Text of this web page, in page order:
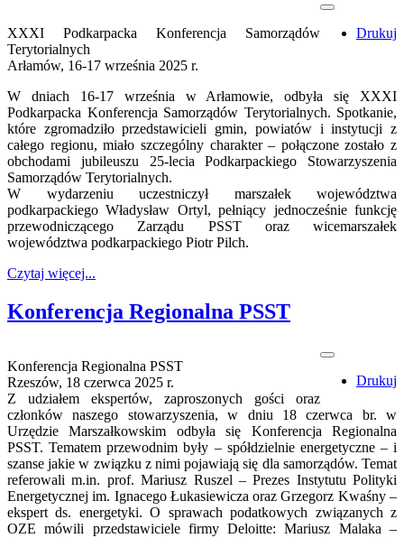
Drukuj
XXXI Podkarpacka Konferencja Samorządów
Terytorialnych
Arłamów, 16-17 września 2025 r.
W dniach 16-17 września w Arłamowie, odbyła się XXXI
Podkarpacka Konferencja Samorządów Terytorialnych. Spotkanie,
które zgromadziło przedstawicieli gmin, powiatów i instytucji z
całego regionu, miało szczególny charakter – połączone zostało z
obchodami jubileuszu 25-lecia Podkarpackiego Stowarzyszenia
Samorządów Terytorialnych.
W wydarzeniu uczestniczył marszałek województwa
podkarpackiego Władysław Ortyl, pełniący jednocześnie funkcję
przewodniczącego Zarządu PSST oraz wicemarszałek
województwa podkarpackiego Piotr Pilch.
Czytaj więcej...
Konferencja Regionalna PSST
Drukuj
Konferencja Regionalna PSST
Rzeszów, 18 czerwca 2025 r.
Z udziałem ekspertów, zaproszonych gości oraz
członków naszego stowarzyszenia, w dniu 18 czerwca br. w
Urzędzie Marszałkowskim odbyła się Konferencja Regionalna
PSST. Tematem przewodnim były – spółdzielnie energetyczne – i
szanse jakie w związku z nimi pojawiają się dla samorządów. Temat
referowali m.in. prof. Mariusz Ruszel – Prezes Instytutu Polityki
Energetycznej im. Ignacego Łukasiewicza oraz Grzegorz Kwaśny –
ekspert ds. energetyki. O sprawach podatkowych związanych z
OZE mówili przedstawiciele firmy Deloitte: Mariusz Malaka –